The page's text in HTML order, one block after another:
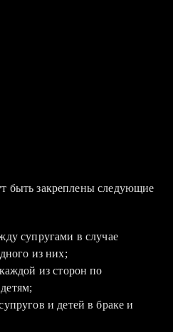
быть закреплены следующие
супругами в случае
из них;
из сторон по
и детей в браке и